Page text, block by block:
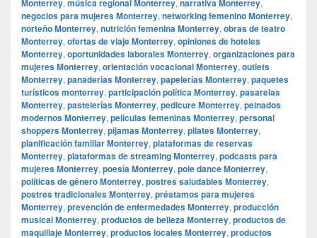
Monterrey, música regional Monterrey, narrativa Monterrey,
negocios para mujeres Monterrey, networking femenino Monterrey,
norteño Monterrey, nutrición femenina Monterrey, obras de teatro
Monterrey, ofertas de viaje Monterrey, opiniones de hoteles
Monterrey, oportunidades laborales Monterrey, organizaciones para
mujeres Monterrey, orientación vocacional Monterrey, outlets
Monterrey, panaderías Monterrey, papelerías Monterrey, paquetes
turísticos monterrey, participación política Monterrey, pasarelas
Monterrey, pastelerías Monterrey, pedicure Monterrey, peinados
modernos Monterrey, películas femeninas Monterrey, personal
shoppers Monterrey, pijamas Monterrey, pilates Monterrey,
planificación familiar Monterrey, plataformas de reservas
Monterrey, plataformas de streaming Monterrey, podcasts para
mujeres Monterrey, poesía Monterrey, pole dance Monterrey,
políticas de género Monterrey, postres saludables Monterrey,
postres tradicionales Monterrey, préstamos para mujeres
Monterrey, prevención de enfermedades Monterrey, producción
musical Monterrey, productos de belleza Monterrey, productos de
maquillaje Monterrey, productos locales Monterrey, productos